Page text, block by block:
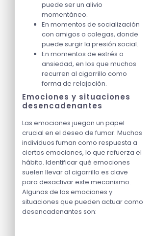
puede ser un alivio
momentáneo.
En momentos de socialización
con amigos o colegas, donde
puede surgir la presión social.
En momentos de estrés o
ansiedad, en los que muchos
recurren al cigarrillo como
forma de relajación.
Emociones y situaciones
desencadenantes
Las emociones juegan un papel
crucial en el deseo de fumar. Muchos
individuos fuman como respuesta a
ciertas emociones, lo que refuerza el
hábito. Identificar qué emociones
suelen llevar al cigarrillo es clave
para desactivar este mecanismo.
Algunas de las emociones y
situaciones que pueden actuar como
desencadenantes son: